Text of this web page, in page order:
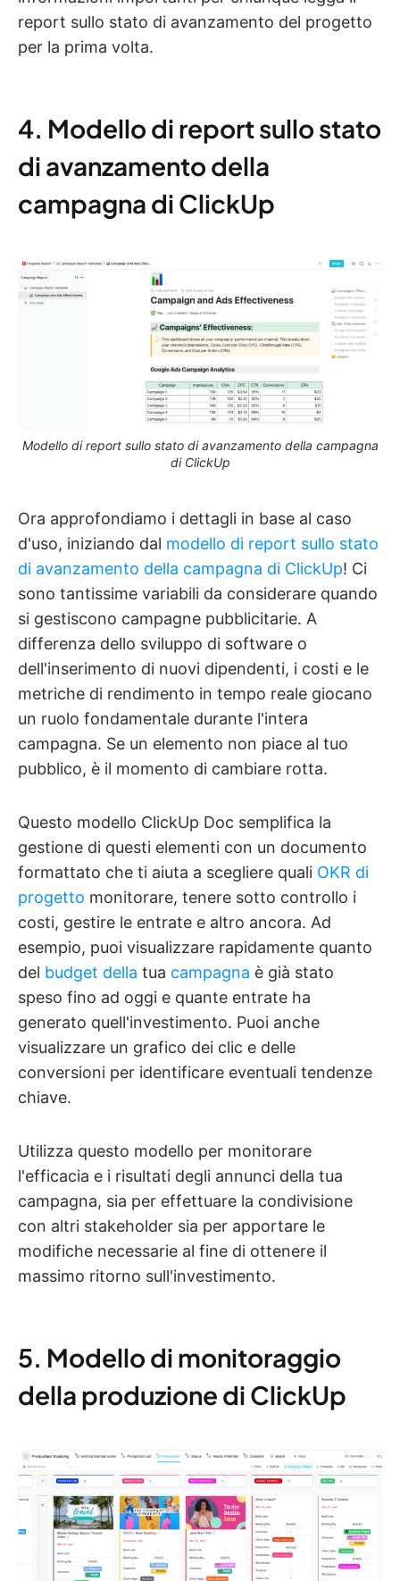
report sullo stato di avanzamento del progetto
per la prima volta.
4. Modello di report sullo stato
di avanzamento della
campagna di ClickUp
Modello di report sullo stato di avanzamento della campagna
di ClickUp
Ora approfondiamo i dettagli in base al caso
d'uso, iniziando dal modello di report sullo stato
di avanzamento della campagna di ClickUp! Ci
sono tantissime variabili da considerare quando
si gestiscono campagne pubblicitarie. A
differenza dello sviluppo di software o
dell'inserimento di nuovi dipendenti, i costi e le
metriche di rendimento in tempo reale giocano
un ruolo fondamentale durante l'intera
campagna. Se un elemento non piace al tuo
pubblico, è il momento di cambiare rotta.
Questo modello ClickUp Doc semplifica la
gestione di questi elementi con un documento
formattato che ti aiuta a scegliere quali OKR di
progetto monitorare, tenere sotto controllo i
costi, gestire le entrate e altro ancora. Ad
esempio, puoi visualizzare rapidamente quanto
del budget della tua campagna è già stato
speso fino ad oggi e quante entrate ha
generato quell'investimento. Puoi anche
visualizzare un grafico dei clic e delle
conversioni per identificare eventuali tendenze
chiave.
Utilizza questo modello per monitorare
l'efficacia e i risultati degli annunci della tua
campagna, sia per effettuare la condivisione
con altri stakeholder sia per apportare le
modifiche necessarie al fine di ottenere il
massimo ritorno sull'investimento.
5. Modello di monitoraggio
della produzione di ClickUp